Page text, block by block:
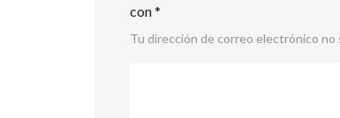
con*
Tu dirección de correo electrónico no